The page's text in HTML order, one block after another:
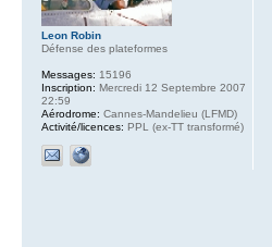
Leon Robin
Défense des plateformes
Messages: 15196
Inscription: Mercredi 12 Septembre 2007
22:59
Aérodrome: Cannes-Mandelieu (LFMD)
Activité/licences: PPL (ex-TT transformé)